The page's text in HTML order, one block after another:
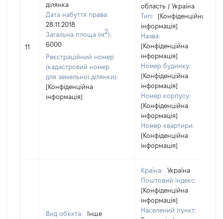
11
ділянка
Дата набуття права:
28.11.2018
Загальна площа (м2):
6000
Реєстраційний номер
(кадастровий номер
для земельної ділянки):
[Конфіденційна
інформація]
область / Україна
Тип:
[Конфіденційна
інформація]
Назва:
[Конфіденційна
інформація]
Номер будинку:
[Конфіденційна
інформація]
Номер корпусу:
[Конфіденційна
інформація]
Номер квартири:
[Конфіденційна
інформація]
Вид об'єкта:
Інше
Країна:
Україна
Поштовий індекс:
[Конфіденційна
інформація]
Населений пункт: